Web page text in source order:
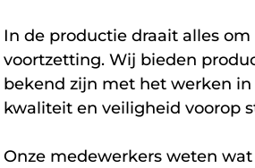
In de productie draait alles
voortzetting. Wij bieden
bekend zijn met het werken
kwaliteit en veiligheid voorop
Onze medewerkers weten